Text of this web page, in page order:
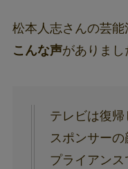
松本人志さんの芸能
こんな声がありまし
テレビは復
スポンサー
プライアン